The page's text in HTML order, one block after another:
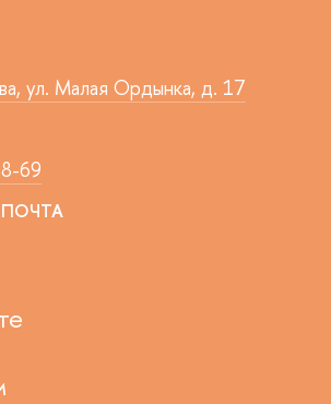
ул. Малая Ордынка, д. 17
69